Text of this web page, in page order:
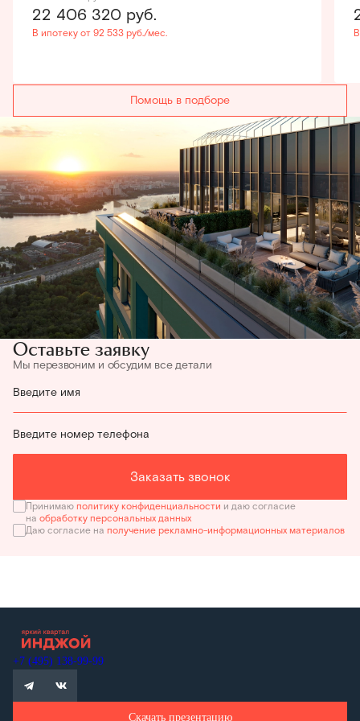
22 406 320 руб.
В ипотеку от 92 533 руб./мес.
Помощь в подборе
Оставьте заявку
Мы перезвоним и обсудим все детали
Введите имя
Введите номер телефона
Заказать звонок
Принимаю политику конфиденциальности и даю согласие
на обработку персональных данных
Даю согласие на получение рекламно-информационных материалов
+7 (495) 138-99-99
Скачать презентацию